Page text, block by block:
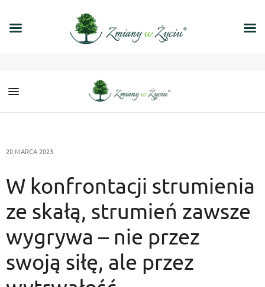
20 MARCA 2023
W konfrontacji strumienia
ze skałą, strumień zawsze
wygrywa – nie przez
swoją siłę, ale przez